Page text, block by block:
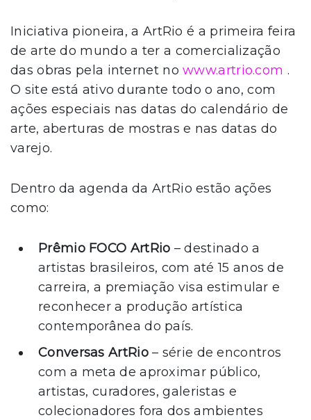
Iniciativa pioneira, a ArtRio é a primeira feira
de arte do mundo a ter a comercialização
das obras pela internet nowww.artrio.com .
O site está ativo durante todo o ano, com
ações especiais nas datas do calendário de
arte, aberturas de mostras e nas datas do
varejo.
Dentro da agenda da ArtRio estão ações
como:
Prêmio FOCO ArtRio – destinado a
artistas brasileiros, com até 15 anos de
carreira, a premiação visa estimular e
reconhecer a produção artística
contemporânea do país.
Conversas ArtRio– série de encontros
com a meta de aproximar público,
artistas, curadores, galeristas e
colecionadores fora dos ambientes